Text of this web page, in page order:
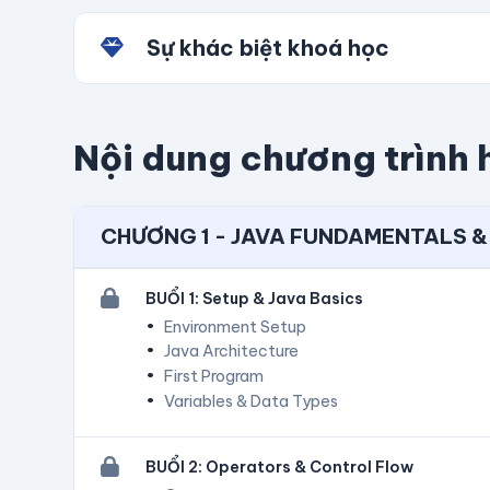
Sự khác biệt khoá học
Nội dung chương trình
CHƯƠNG 1 - JAVA FUNDAMENTALS
BUỔI 1: Setup & Java Basics
Environment Setup
Java Architecture
First Program
Variables & Data Types
BUỔI 2: Operators & Control Flow